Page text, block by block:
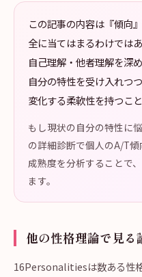
この記事の内容は『傾向
全に当てはまるわけで
自己理解・他者理解を深
自分の特性を受け入れつ
変化する柔軟性を持つこ
もし現状の自分の特性に
の詳細診断で個人のA/T
成熟度を分析することで
ます。
他の性格理論で見る
16Personalitiesは数ある性